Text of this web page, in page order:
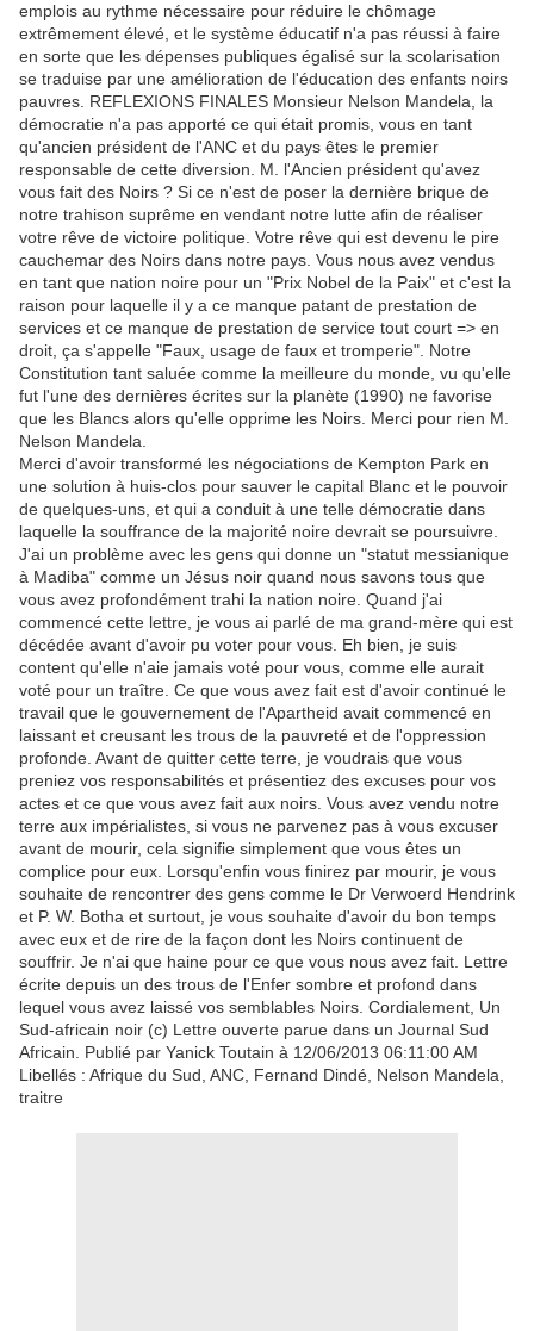
emplois au rythme nécessaire pour réduire le chômage
extrêmement élevé, et le système éducatif n'a pas réussi à faire
en sorte que les dépenses publiques égalisé sur la scolarisation
se traduise par une amélioration de l'éducation des enfants noirs
pauvres. REFLEXIONS FINALES Monsieur Nelson Mandela, la
démocratie n'a pas apporté ce qui était promis, vous en tant
qu'ancien président de l'ANC et du pays êtes le premier
responsable de cette diversion. M. l'Ancien président qu'avez
vous fait des Noirs ? Si ce n'est de poser la dernière brique de
notre trahison suprême en vendant notre lutte afin de réaliser
votre rêve de victoire politique. Votre rêve qui est devenu le pire
cauchemar des Noirs dans notre pays. Vous nous avez vendus
en tant que nation noire pour un "Prix Nobel de la Paix" et c'est la
raison pour laquelle il y a ce manque patant de prestation de
services et ce manque de prestation de service tout court => en
droit, ça s'appelle "Faux, usage de faux et tromperie". Notre
Constitution tant saluée comme la meilleure du monde, vu qu'elle
fut l'une des dernières écrites sur la planète (1990) ne favorise
que les Blancs alors qu'elle opprime les Noirs. Merci pour rien M.
Nelson Mandela.
Merci d'avoir transformé les négociations de Kempton Park en
une solution à huis-clos pour sauver le capital Blanc et le pouvoir
de quelques-uns, et qui a conduit à une telle démocratie dans
laquelle la souffrance de la majorité noire devrait se poursuivre.
J'ai un problème avec les gens qui donne un "statut messianique
à Madiba" comme un Jésus noir quand nous savons tous que
vous avez profondément trahi la nation noire. Quand j'ai
commencé cette lettre, je vous ai parlé de ma grand-mère qui est
décédée avant d'avoir pu voter pour vous. Eh bien, je suis
content qu'elle n'aie jamais voté pour vous, comme elle aurait
voté pour un traître. Ce que vous avez fait est d'avoir continué le
travail que le gouvernement de l'Apartheid avait commencé en
laissant et creusant les trous de la pauvreté et de l'oppression
profonde. Avant de quitter cette terre, je voudrais que vous
preniez vos responsabilités et présentiez des excuses pour vos
actes et ce que vous avez fait aux noirs. Vous avez vendu notre
terre aux impérialistes, si vous ne parvenez pas à vous excuser
avant de mourir, cela signifie simplement que vous êtes un
complice pour eux. Lorsqu'enfin vous finirez par mourir, je vous
souhaite de rencontrer des gens comme le Dr Verwoerd Hendrink
et P. W. Botha et surtout, je vous souhaite d'avoir du bon temps
avec eux et de rire de la façon dont les Noirs continuent de
souffrir. Je n'ai que haine pour ce que vous nous avez fait. Lettre
écrite depuis un des trous de l'Enfer sombre et profond dans
lequel vous avez laissé vos semblables Noirs. Cordialement, Un
Sud-africain noir (c) Lettre ouverte parue dans un Journal Sud
Africain. Publié par Yanick Toutain à 12/06/2013 06:11:00 AM
Libellés : Afrique du Sud, ANC, Fernand Dindé, Nelson Mandela,
traitre